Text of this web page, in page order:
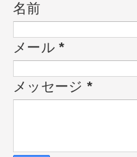
名前
メール*
メッセージ *